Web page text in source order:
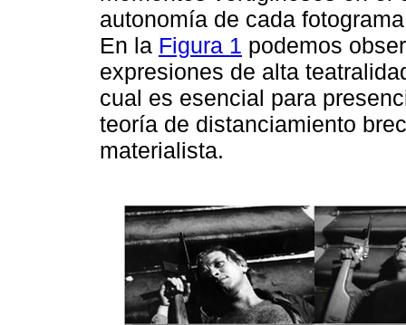
autonomía de cada
En la Figura 1 podemos
expresiones de alta
cual es esencial para
teoría de distanciamiento
materialista.